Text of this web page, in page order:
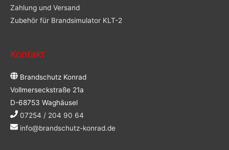
Zahlung und Versand
Zubehör für Brandsimulator KLT-2
Kontakt
Brandschutz Konrad
Vollmerseckstraße 21a
D-68753 Waghäusel
07254 / 204 90 64
info@brandschutz-konrad.de